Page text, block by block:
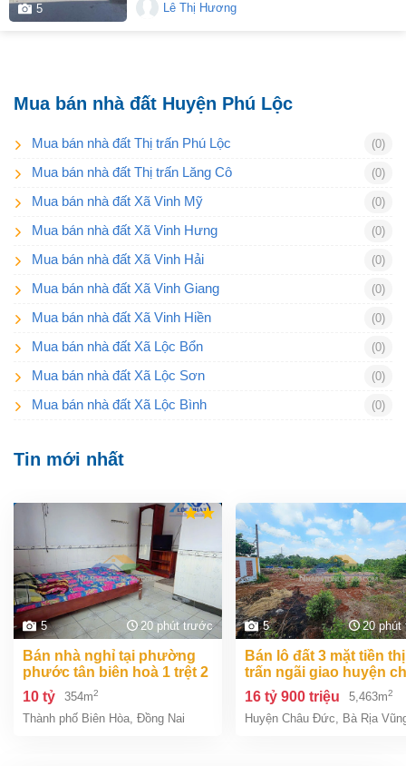
5 Lê Thị Hương
Mua bán nhà đất Huyện Phú Lộc
Mua bán nhà đất Thị trấn Phú Lộc (0)
Mua bán nhà đất Thị trấn Lăng Cô (0)
Mua bán nhà đất Xã Vinh Mỹ (0)
Mua bán nhà đất Xã Vinh Hưng (0)
Mua bán nhà đất Xã Vinh Hải (0)
Mua bán nhà đất Xã Vinh Giang (0)
Mua bán nhà đất Xã Vinh Hiền (0)
Mua bán nhà đất Xã Lộc Bổn (0)
Mua bán nhà đất Xã Lộc Sơn (0)
Mua bán nhà đất Xã Lộc Bình (0)
Tin mới nhất
5 20 phút trước
bán nhà nghỉ tại phường
phước tân biên hoà 1 trệt 2
lầu 354m2 giá chỉ 10 tỷ
10 tỷ 354m2
Thành phố Biên Hòa, Đồng Nai
5 20
bán lô đất 3 mặt tiền thị
trấn ngãi giao huyện
đức bà rịa vũng tàu giá
tỷ 9
16 tỷ 900 triệu 5,463m2
Huyện Châu Đức, Bà Rịa